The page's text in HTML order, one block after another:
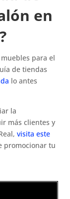
en
para el
de tiendas
lo antes
la
más clientes y
visita este
promocionar tu